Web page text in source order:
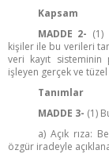
Sabit Yağlar
Aromaterapi Yağlar
Kapsam
MADDE 2- (1)
kişiler ile bu verileri
veri kayıt sisteminin
işleyen gerçek ve
Tanımlar
MADDE 3- (1)
a) Açık rıza:
özgür iradeyle